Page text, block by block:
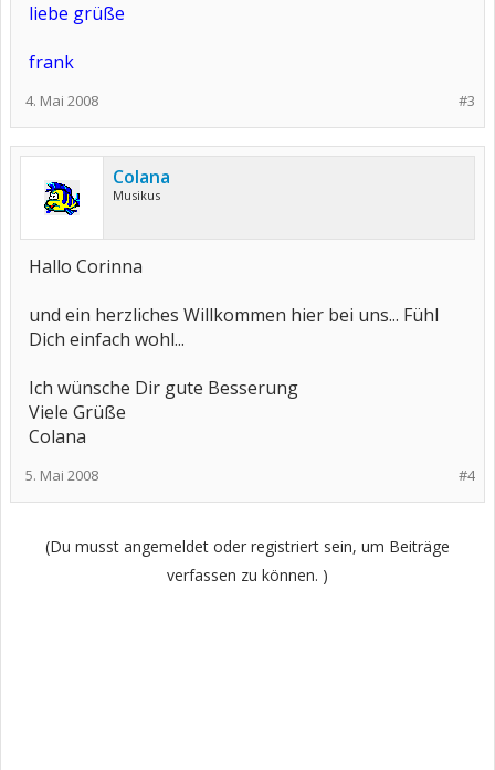
liebe grüße
frank
#3
4. Mai 2008
Colana
Musikus
Hallo Corinna
und ein herzliches Willkommen hier bei uns... Fühl
Dich einfach wohl...
Ich wünsche Dir gute Besserung
Viele Grüße
Colana
#4
5. Mai 2008
(Du musst angemeldet oder registriert sein, um Beiträge
verfassen zu können. )